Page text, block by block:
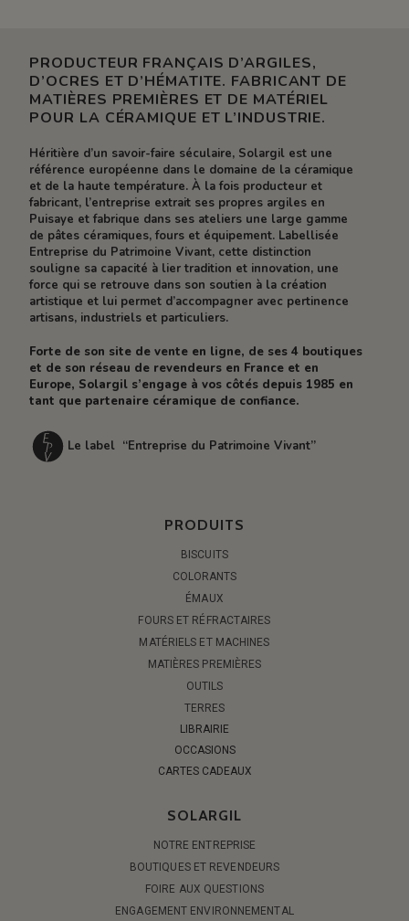
PRODUCTEUR FRANÇAIS D’ARGILES,
D’OCRES ET D’HÉMATITE. FABRICANT DE
MATIÈRES PREMIÈRES ET DE MATÉRIEL
POUR LA CÉRAMIQUE ET L’INDUSTRIE.
Héritière d’un savoir-faire séculaire, Solargil est une
référence européenne dans le domaine de la céramique
et de la haute température. À la fois producteur et
fabricant, l’entreprise extrait ses propres argiles en
Puisaye et fabrique dans ses ateliers une large gamme
de pâtes céramiques, fours et équipement. Labellisée
Entreprise du Patrimoine Vivant, cette distinction
souligne sa capacité à lier tradition et innovation, une
force qui se retrouve dans son soutien à la création
artistique et lui permet d’accompagner avec pertinence
artisans, industriels et particuliers.
Forte de son site de vente en ligne, de ses 4 boutiques
et de son réseau de revendeurs en France et en
Europe, Solargil s’engage à vos côtés depuis 1985 en
tant que partenaire céramique de confiance.
Le label “Entreprise du Patrimoine Vivant”
PRODUITS
BISCUITS
COLORANTS
ÉMAUX
FOURS ET RÉFRACTAIRES
MATÉRIELS ET MACHINES
MATIÈRES PREMIÈRES
OUTILS
TERRES
LIBRAIRIE
OCCASIONS
CARTES CADEAUX
SOLARGIL
NOTRE ENTREPRISE
BOUTIQUES ET REVENDEURS
FOIRE AUX QUESTIONS
ENGAGEMENT ENVIRONNEMENTAL